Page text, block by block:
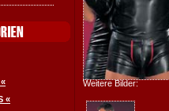
«
Weitere Bilder: